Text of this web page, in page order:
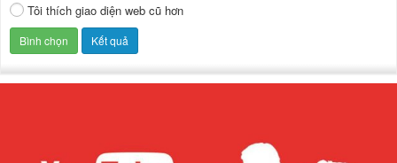
Tôi thích giao diện web cũ hơn